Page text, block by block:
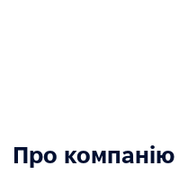
Про компанію